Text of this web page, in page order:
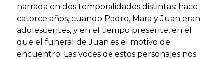
narrada en dos temporalidades distintas: hace
catorce años, cuando Pedro, Mara y Juan eran
adolescentes, y en el tiempo presente, en el
que el funeral de Juan es el motivo de
encuentro. Las voces de estos personajes nos